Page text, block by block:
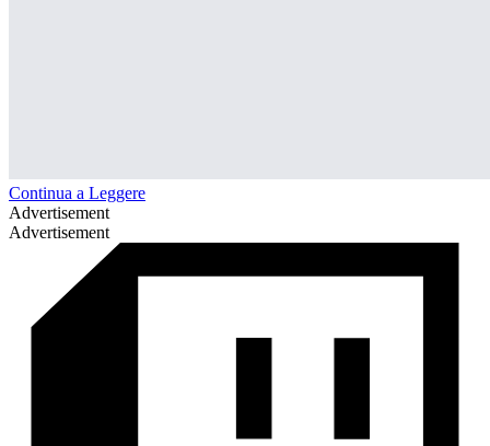
Continua a Leggere
Advertisement
Advertisement